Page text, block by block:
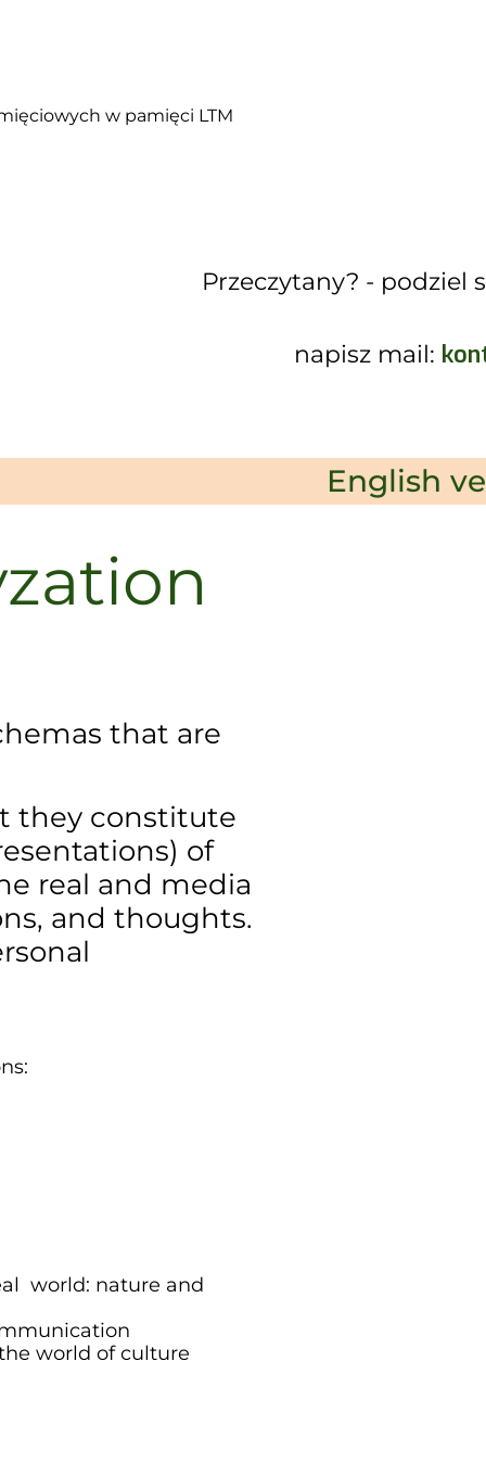
w pamięci LTM
Przeczytany? - podziel
napisz mail:
English
that are
they constitute
of
real and media
and thoughts.
world: nature and
world of culture